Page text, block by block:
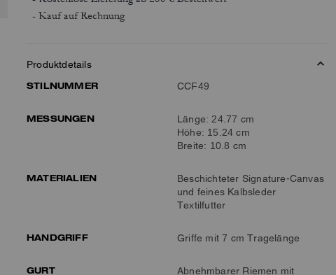
- Kauf auf Rechnung
Produktdetails
STILNUMMER
CCF49
MESSUNGEN
Länge: 24.77 cm
Höhe: 15.24 cm
Breite: 10.8 cm
MATERIALIEN
Beschichteter Signature-Canvas
und feines Kalbsleder
Textilfutter
HANDGRIFF Griffe mit 7 cm Tragelänge
GURT
Abnehmbarer Riemen mit